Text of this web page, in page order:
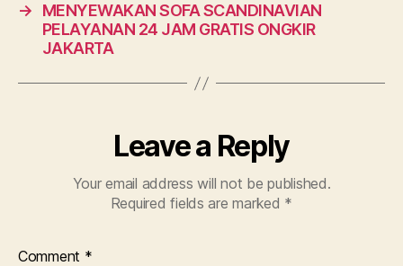
→
MENYEWAKAN SOFA SCANDINAVIAN
PELAYANAN 24 JAM GRATIS ONGKIR
JAKARTA
Leave a Reply
Your email address will not be published.
Required fields are marked *
Comment *